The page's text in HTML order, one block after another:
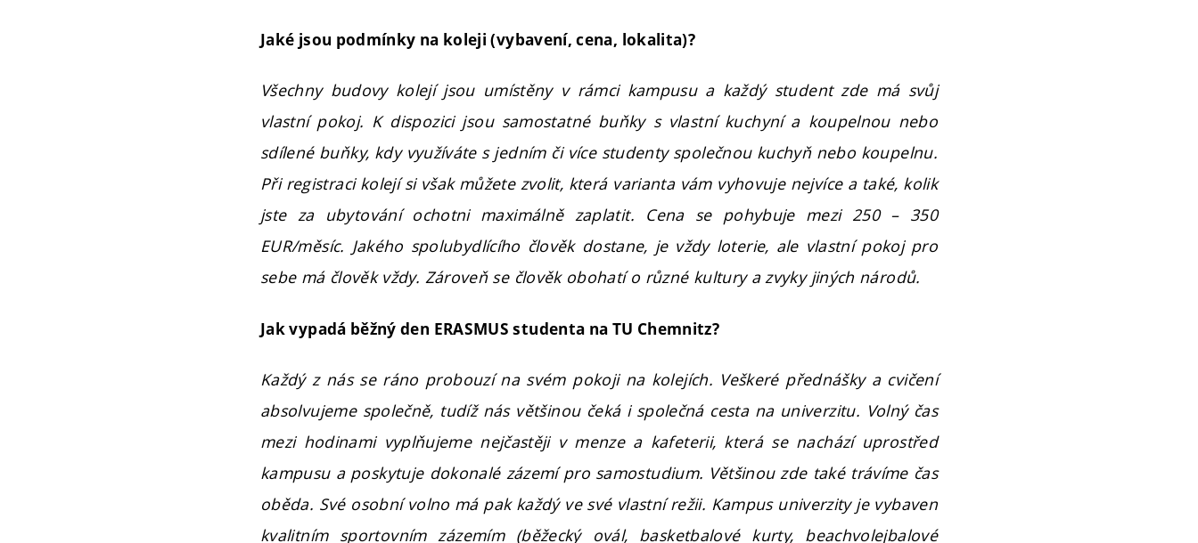
Jaké jsou podmínky na koleji (vybavení, cena, lokalita)?
Všechny budovy kolejí jsou umístěny v rámci kampusu a každý student zde má svůj
vlastní pokoj. K dispozici jsou samostatné buňky s vlastní kuchyní a koupelnou nebo
sdílené buňky, kdy využíváte s jedním či více studenty společnou kuchyň nebo koupelnu.
Při registraci kolejí si však můžete zvolit, která varianta vám vyhovuje nejvíce a také, kolik
jste za ubytování ochotni maximálně zaplatit. Cena se pohybuje mezi 250 – 350
EUR/měsíc. Jakého spolubydlícího člověk dostane, je vždy loterie, ale vlastní pokoj pro
sebe má člověk vždy. Zároveň se člověk obohatí o různé kultury a zvyky jiných národů.
Jak vypadá běžný den ERASMUS studenta na TU Chemnitz?
Každý z nás se ráno probouzí na svém pokoji na kolejích. Veškeré přednášky a cvičení
absolvujeme společně, tudíž nás většinou čeká i společná cesta na univerzitu. Volný čas
mezi hodinami vyplňujeme nejčastěji v menze a kafeterii, která se nachází uprostřed
kampusu a poskytuje dokonalé zázemí pro samostudium. Většinou zde také trávíme čas
oběda. Své osobní volno má pak každý ve své vlastní režii. Kampus univerzity je vybaven
kvalitním sportovním zázemím (běžecký ovál, basketbalové kurty, beachvolejbalové